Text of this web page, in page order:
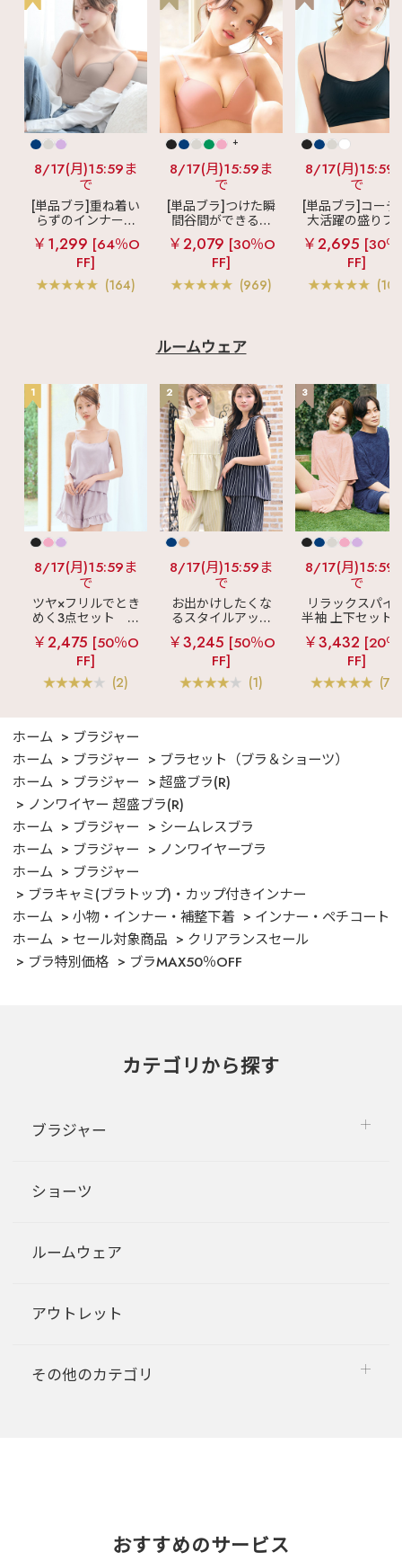
8/17(月)15:59ま
で
[単品ブラ]重ね着い
らずのインナーブ
ラ
リッチバスト
ブラトップ (ワイヤ
ー入り)
￥1,299 [64％O
FF]
(164)
+
8/17(月)15:59ま
で
[単品ブラ]つけた瞬
間谷間ができるシ
ームレスブラ
超
盛ブラ(R) シームレ
ス 単品ブラジャー
￥2,079 [30％O
FF]
(969)
8/17(月)15:59
で
[単品ブラ]コーデ
大活躍の盛りブ
ショートレン
ス ブラトップ 超
ブラ(R) 単品ブ
ャー
￥2,695 [30
FF]
ルームウェア
1
8/17(月)15:59ま
で
ツヤ×フリルでとき
めく3点セット
シ
ルキー ショートパ
ンツ 3点セット
￥2,475 [50％O
FF]
(2)
2
8/17(月)15:59ま
で
お出かけしたくな
るスタイルアップ
見え
ストライプ
フリル ロングパン
ツ 綿混 上下セット
￥3,245 [50％O
FF]
(1)
3
8/17(月)15:59
で
リラックスパイ
半袖 上下セット
女兼用サイズ)
￥3,432 [20
FF]
ホーム
ブラジャー
ホーム
ブラジャー
ブラセット（ブラ＆ショーツ）
ホーム
ブラジャー
超盛ブラ(R)
ノンワイヤー 超盛ブラ(R)
ホーム
ブラジャー
シームレスブラ
ホーム
ブラジャー
ノンワイヤーブラ
ホーム
ブラジャー
ブラキャミ(ブラトップ)・カップ付きインナー
ホーム
小物・インナー・補整下着
インナー・ペチコート
ホーム
セール対象商品
クリアランスセール
ブラ特別価格
ブラMAX50％OFF
カテゴリから探す
ブラジャー
ショーツ
ルームウェア
アウトレット
その他のカテゴリ
おすすめのサービス